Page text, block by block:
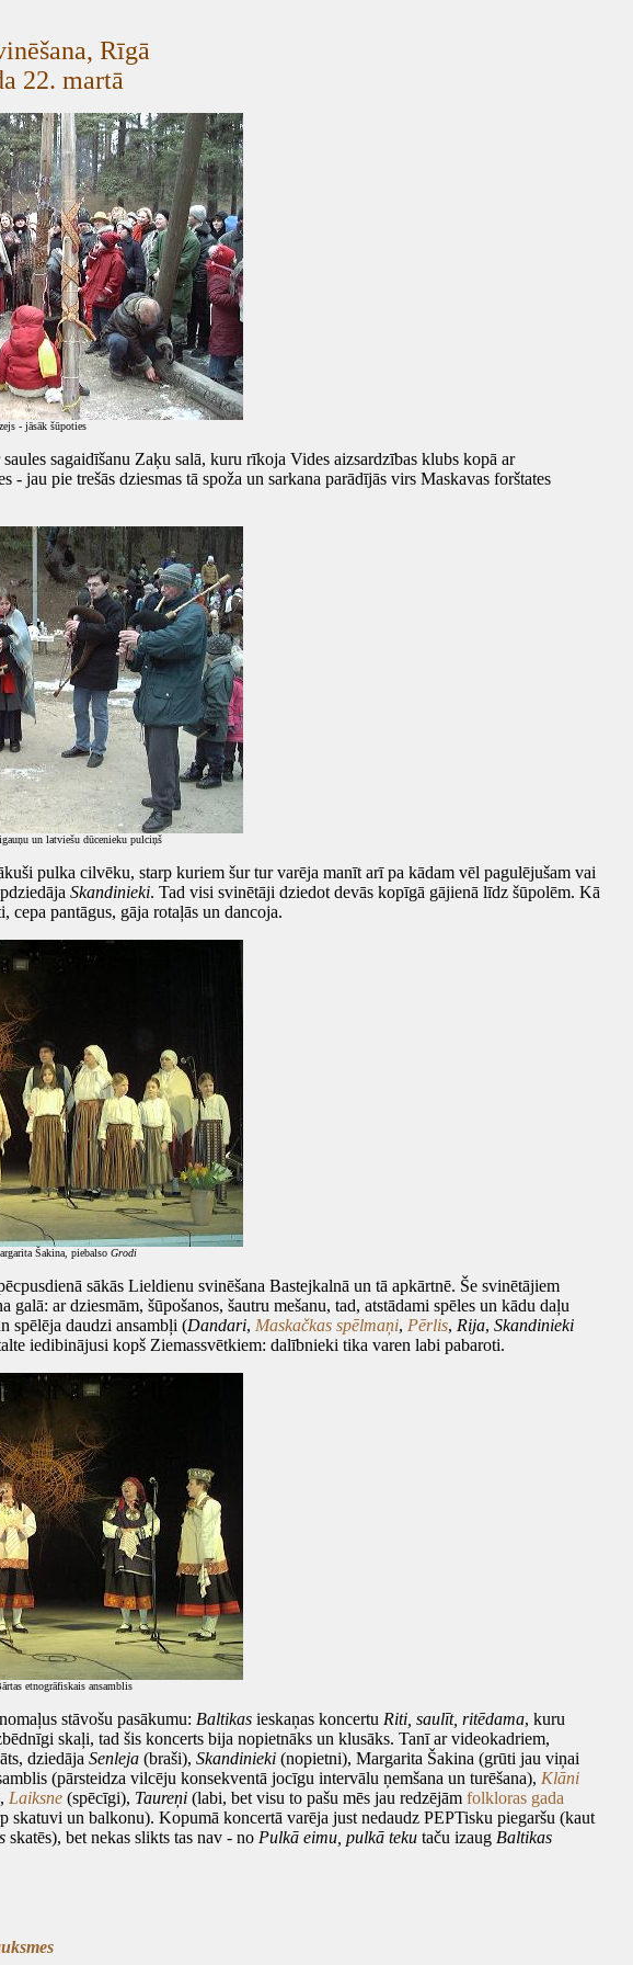
Rīgā
22. martā
- jāsāk šūpoties
sagaidīšanu Zaķu salā, kuru rīkoja Vides aizsardzības klubs kopā ar
jau pie trešās dziesmas tā spoža un sarkana parādījās virs Maskavas forštates
un latviešu dūcenieku pulciņš
pulka cilvēku, starp kuriem šur tur varēja manīt arī pa kādam vēl pagulējušam vai
Skandinieki. Tad visi svinētāji dziedot devās kopīgā gājienā līdz šūpolēm. Kā
cepa pantāgus, gāja rotaļās un dancoja.
Šakina, piebalso Grodi
sākās Lieldienu svinēšana Bastejkalnā un tā apkārtnē. Še svinētājiem
ar dziesmām, šūpošanos, šautru mešanu, tad, atstādami spēles un kādu daļu
spēlēja daudzi ansambļi (Dandari, Maskačkas spēlmaņi, Pērlis, Rija, Skandinieki
iedibinājusi kopš Ziemassvētkiem: dalībnieki tika varen labi pabaroti.
etnogrāfiskais ansamblis
stāvošu pasākumu: Baltikas ieskaņas koncertu Riti, saulīt, ritēdama, kuru
skaļi, tad šis koncerts bija nopietnāks un klusāks. Tanī ar videokadriem,
dziedāja Senleja (braši), Skandinieki (nopietni), Margarita Šakina (grūti jau viņai
(pārsteidza vilcēju konsekventā jocīgu intervālu ņemšana un turēšana), Klāni
Laiksne (spēcīgi), Taureņi (labi, bet visu to pašu mēs jau redzējām folkloras gada
skatuvi un balkonu). Kopumā koncertā varēja just nedaudz PEPTisku piegaršu (kaut
skatēs), bet nekas slikts tas nav - no Pulkā eimu, pulkā teku taču izaug Baltikas